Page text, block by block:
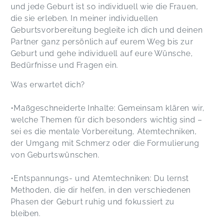
und jede Geburt ist so individuell wie die Frauen,
die sie erleben. In meiner individuellen
Geburtsvorbereitung begleite ich dich und deinen
Partner ganz persönlich auf eurem Weg bis zur
Geburt und gehe individuell auf eure Wünsche,
Bedürfnisse und Fragen ein.
Was erwartet dich?
•Maßgeschneiderte Inhalte: Gemeinsam klären wir,
welche Themen für dich besonders wichtig sind –
sei es die mentale Vorbereitung, Atemtechniken,
der Umgang mit Schmerz oder die Formulierung
von Geburtswünschen.
•Entspannungs- und Atemtechniken: Du lernst
Methoden, die dir helfen, in den verschiedenen
Phasen der Geburt ruhig und fokussiert zu
bleiben.